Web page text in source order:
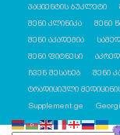
პაციენტის ბუკლეტი
შენი კლინიკა
შენი
შენი აკადემია
შენი ფიტნესი
ჩვენ შესახებ
შენი
ტრადიციული
Supplement.ge